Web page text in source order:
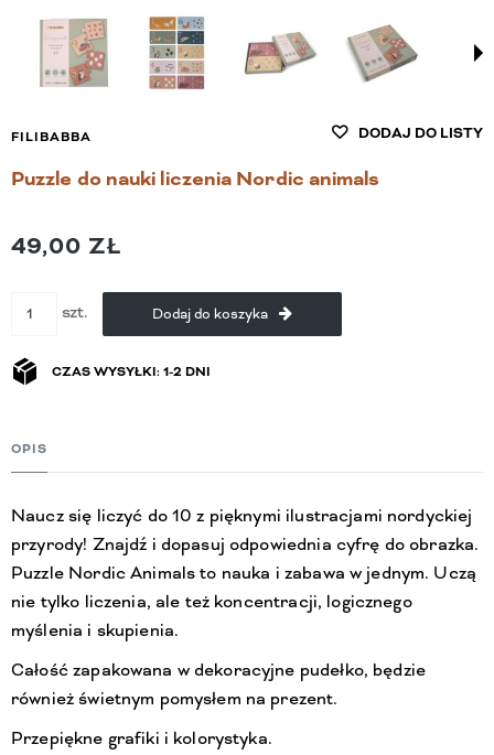
DODAJ DO LISTY
FILIBABBA
Puzzle do nauki liczenia Nordic animals
49,00 ZŁ
szt. Dodaj do koszyka
CZAS WYSYŁKI: 1-2 DNI
OPIS
Naucz się liczyć do 10 z pięknymi ilustracjami nordyckiej
przyrody! Znajdź i dopasuj odpowiednia cyfrę do obrazka.
Puzzle Nordic Animals to nauka i zabawa w jednym. Uczą
nie tylko liczenia, ale też koncentracji, logicznego
myślenia i skupienia.
Całość zapakowana w dekoracyjne pudełko, będzie
również świetnym pomysłem na prezent.
Przepiękne grafiki i kolorystyka.